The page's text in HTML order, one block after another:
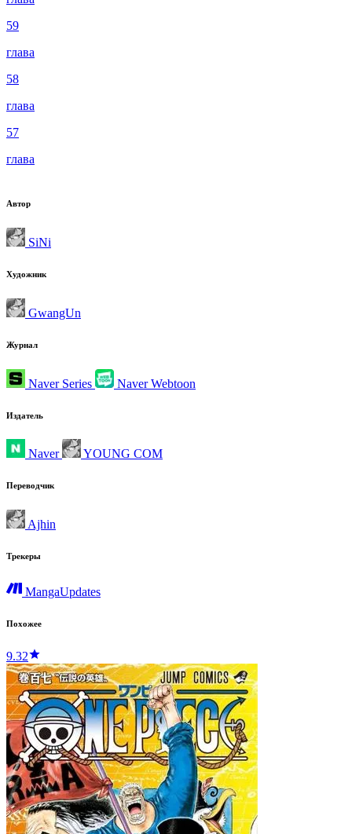
59
глава
58
глава
57
глава
Автор
SiNi
Художник
GwangUn
Журнал
Naver Series Naver Webtoon
Издатель
Naver YOUNG COM
Переводчик
Ajhin
Трекеры
MangaUpdates
Похожее
9.32